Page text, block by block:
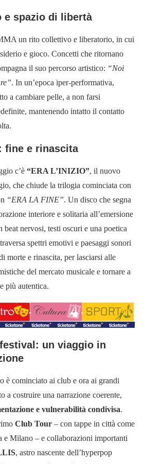
e spazio di libertà
un rito collettivo e liberatorio, in cui
e gioco. Concetti che ritornano
il suo percorso artistico: “Noi
. In un’epoca iper-performativa,
a cambiare pelle, a non farsi
mantenendo intatto il contatto
fine e rinascita
c’è “ERA L’INIZIO”, il nuovo
che chiude la trilogia cominciata con
“ERA LA FINE”. Un disco che segna
interiore e solitaria all’emersione
beat nervosi, testi oscuri e una poetica
spettri emotivi e paesaggi sonori
morte e rinascita, per lasciarsi alle
del mercato musicale e tornare a
più autentica.
un viaggio in
è cominciato ai club e ora ai grandi
a costruire una narrazione coerente,
e vulnerabilità condivisa.
Club Tour – con tappe in città come
e Milano – e collaborazioni importanti
, astro nascente dell’hyperpop